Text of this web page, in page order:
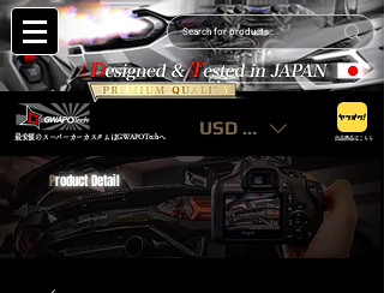
最安値のスーパーカーカスタムはGWAPOTechへ USD ($) 出品商品はこちら
Product Detail